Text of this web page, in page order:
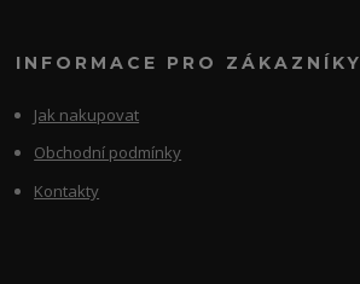
INFORMACE PRO ZÁKAZNÍKY
Jak nakupovat
Obchodní podmínky
Kontakty